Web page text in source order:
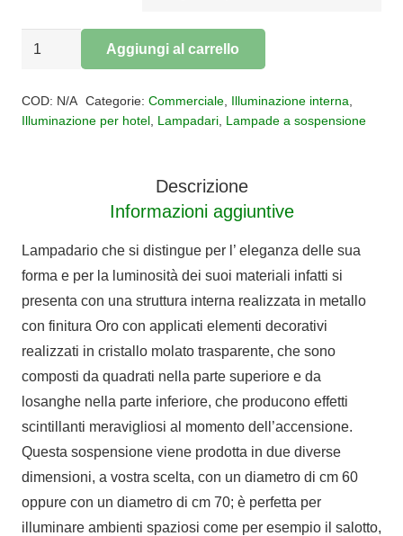
Lampadario
cristallo
Aggiungi al carrello
COD: N/A Categorie: Commerciale, Illuminazione interna
Illuminazione per hotel Lampadari Lampade a sospensione
Descrizione
Informazioni aggiuntive
Lampadario che si distingue per l’ eleganza delle sua
forma e per la luminosità dei suoi materiali infatti si
presenta con una struttura interna realizzata in metallo
con finitura Oro con applicati elementi decorativi
realizzati in cristallo molato trasparente, che sono
composti da quadrati nella parte superiore e da
losanghe nella parte inferiore, che producono effetti
scintillanti meravigliosi al momento dell’accensione.
Questa sospensione viene prodotta in due diverse
dimensioni, a vostra scelta, con un diametro di cm 60
oppure con un diametro di cm 70; è perfetta per
illuminare ambienti spaziosi come per esempio il salotto,